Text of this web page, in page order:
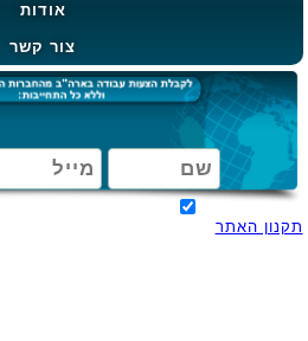
אודות
צור קשר
תקנון האתר